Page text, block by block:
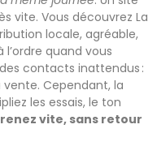
vite. Vous découvrez La
locale, agréable,
quand vous
contacts inattendus :
Cependant, la
les essais, le ton
vite, sans retour